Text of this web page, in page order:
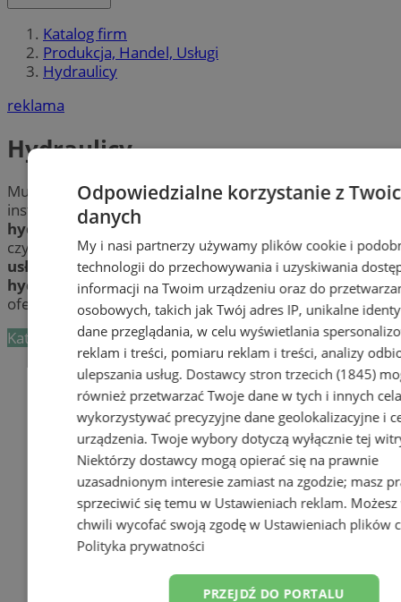
Katalog firm
Produkcja, Handel, Usługi
Hydraulicy
reklama
Hydraulicy
Musisz zamontować wodomierze? Masz problem z
instalacją wodno-kanalizacyjną? Sprawdź fachowych
hydraulikóww Wodzisławiu. Udrażnianie rur,
czyszczenie kanalizacji, montaż instalacji i pozostałe
usługi hydraulicznewykonają dla Ciebie profesjonalni
hydraulicyz Wodzisławia i okolic. Wybierz najlepszą
ofertę!
Kategoria nie zawiera żadnych prezentacji firm.
Dodaj firmę
Pozostałe firmy w kategorii
reklama
Tworzenie stron www -
Wodzisław Śląski
reklama
Odpowiedzialne korzystanie z
danych
My i nasi partnerzy używamy plików cookie i
technologii do przechowywania i uzyskiwania
informacji na Twoim urządzeniu oraz do
osobowych, takich jak Twój adres IP, unikalne
dane przeglądania, w celu wyświetlania
reklam i treści, pomiaru reklam i treści, analizy
ulepszania usług. Dostawcy stron trzecich (1845)
również przetwarzać Twoje dane w tych i innych
wykorzystywać precyzyjne dane geolokalizacyjne i
urządzenia. Twoje wybory dotyczą wyłącznie tej
Niektórzy dostawcy mogą opierać się na prawnie
uzasadnionym interesie zamiast na zgodzie; masz
sprzeciwić się temu w Ustawieniach reklam.
chwili wycofać swoją zgodę w Ustawieniach plików
Polityka prywatności
PRZEJDŹ DO PORTALU